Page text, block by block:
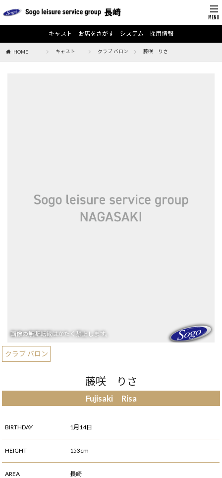
キャスト お店をさがす システム 採用情報
HOME キャスト クラブ バロン 藤咲 りさ
クラブ バロン
藤咲 りさ
Fujisaki Risa
BIRTHDAY 1月14日
HEIGHT 153cm
AREA 長崎